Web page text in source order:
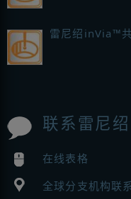
雷尼绍inVia™
联系雷尼绍
在线表格
全球分支机构联